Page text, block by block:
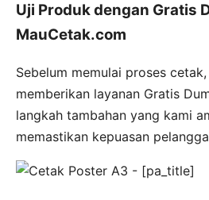
Uji Produk dengan Gratis
MauCetak.com
Sebelum memulai proses
memberikan layanan Gratis
langkah tambahan yang kami
memastikan kepuasan